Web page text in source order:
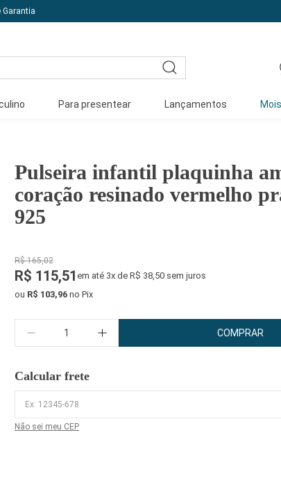
Para presentear Lançamentos
Pulseira infantil plaquinha
coração resinado vermelho
925
R$ 165,02
R$ 115,51 em até 3x de R$ 38,50 sem juros
ou R$ 103,96 no Pix
Quantidade
COMPRAR
Calcular frete
Não sei meu CEP